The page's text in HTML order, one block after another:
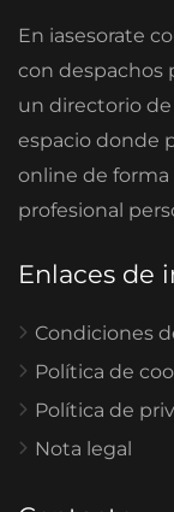
En iasesorate
con despachos
un directorio de
espacio donde
online de forma
profesional
Enlaces de
Condiciones
Política de
Política de
Nota legal